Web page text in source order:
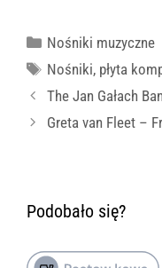
Kategorie
Nośniki muzyczne
Tagi
Nośniki, płyta
The Jan Gałach
Greta van Fleet –
Podobało się?